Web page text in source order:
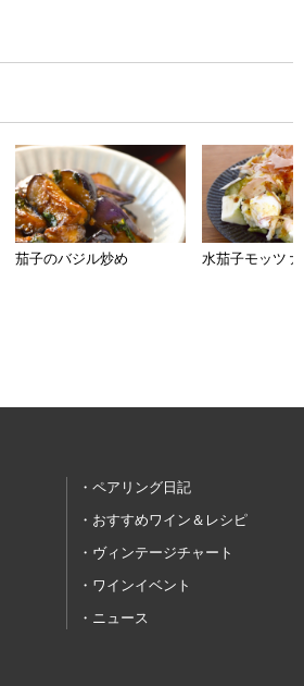
茄子のバジル炒め 水茄子モッツァ
ペアリング日記
おすすめワイン＆レシピ
ヴィンテージチャート
ワインイベント
ニュース